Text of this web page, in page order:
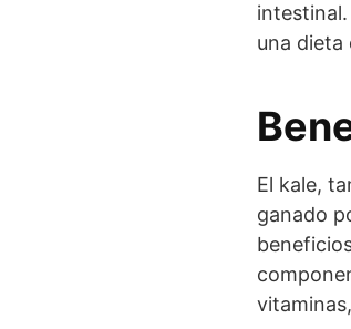
una dieta
El kale,
ganado